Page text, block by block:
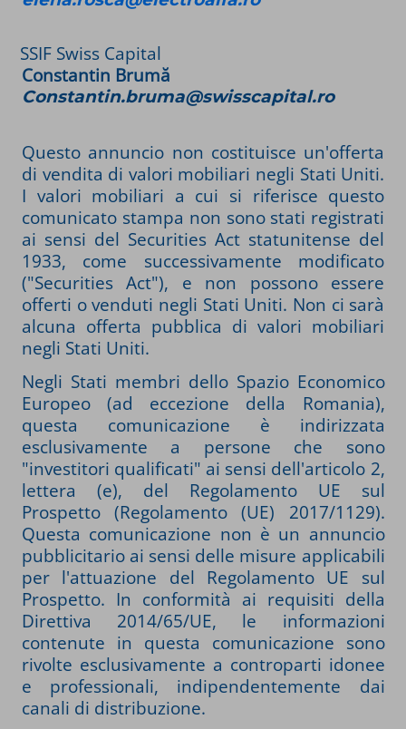
SSIF Swiss Capital
Constantin Brumă
Constantin.bruma@swisscapital.ro
Questo annuncio non costituisce un'offerta
di vendita di valori mobiliari negli Stati Uniti.
I valori mobiliari a cui si riferisce questo
comunicato stampa non sono stati registrati
ai sensi del Securities Act statunitense del
1933, come successivamente modificato
("Securities Act"), e non possono essere
offerti o venduti negli Stati Uniti. Non ci sarà
alcuna offerta pubblica di valori mobiliari
negli Stati Uniti.
Negli Stati membri dello Spazio Economico
Europeo (ad eccezione della Romania),
questa comunicazione è indirizzata
esclusivamente a persone che sono
"investitori qualificati" ai sensi dell'articolo 2,
lettera (e), del Regolamento UE sul
Prospetto (Regolamento (UE) 2017/1129).
Questa comunicazione non è un annuncio
pubblicitario ai sensi delle misure applicabili
per l'attuazione del Regolamento UE sul
Prospetto. In conformità ai requisiti della
Direttiva 2014/65/UE, le informazioni
contenute in questa comunicazione sono
rivolte esclusivamente a controparti idonee
e professionali, indipendentemente dai
canali di distribuzione.